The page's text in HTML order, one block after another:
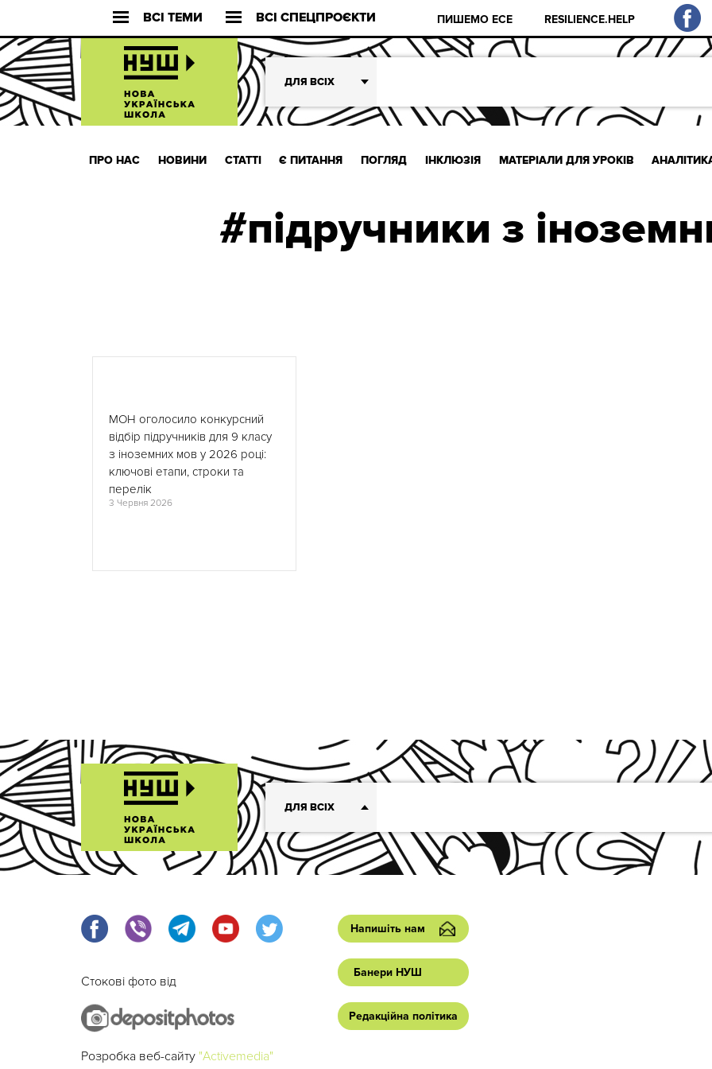
ВСІ ТЕМИ ВСІ СПЕЦПРОЄКТИ ПИШЕМО ЕСЕ RESILIENCE.HELP
ДЛЯ ВСІХ
ПРО НАС НОВИНИ СТАТТІ Є ПИТАННЯ ПОГЛЯД ІНКЛЮЗІЯ МАТЕРІАЛИ ДЛЯ УРОКІВ
#підручники з
3 Червня 2026
МОН оголосило конкурсний
відбір підручників для 9 класу
з іноземних мов у 2026 році:
ключові етапи, строки та
перелік
ДЛЯ ВСІХ
Стокові фото від
Розробка веб-сайту "Activemedia"
Напишіть нам
Банери НУШ
Редакційна політика